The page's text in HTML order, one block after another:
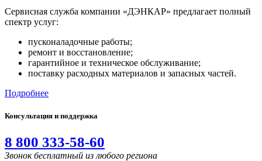
Сервисная служба компании «ДЭНКАР» предлагает полный
спектр услуг:
пусконаладочные работы;
ремонт и восстановление;
гарантийное и техническое обслуживание;
поставку расходных материалов и запасных частей.
Подробнее
Консультация и поддержка
8 800 333-58-60
Звонок бесплатный из любого региона